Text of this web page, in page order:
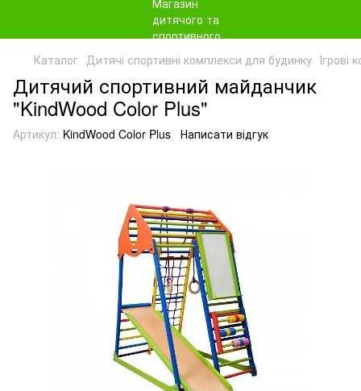
Каталог Дитячі спортивні комплекси для будинку Ігрові
Дитячий спортивний майданчик
"KindWood Color Plus"
Артикул: KindWood Color Plus Написати відгук